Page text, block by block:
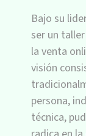
Bajo su
ser un
la venta
visión
persona,
técnica,